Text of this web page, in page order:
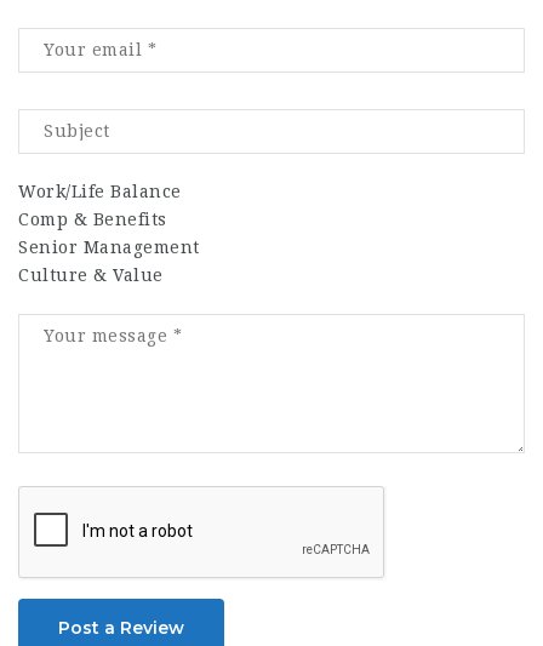
Work/Life Balance
Comp & Benefits
Senior Management
Culture & Value
Post a Review